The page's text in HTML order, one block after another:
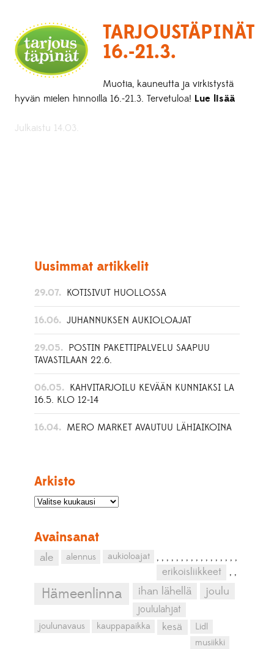
TARJOUSTÄPINÄT
16.-21.3.
Muotia, kauneutta ja virkistystä
hyvän mielen hinnoilla 16.-21.3. Tervetuloa! Lue lisää
Julkaistu 14.03.
Uusimmat artikkelit
29.07. KOTISIVUT HUOLLOSSA
16.06. JUHANNUKSEN AUKIOLOAJAT
29.05. POSTIN PAKETTIPALVELU SAAPUU
TAVASTILAAN 22.6.
06.05. KAHVITARJOILU KEVÄÄN KUNNIAKSI LA
16.5. KLO 12-14
16.04. MERO MARKET AVAUTUU LÄHIAIKOINA
Arkisto
Avainsanat
ale ,
alennus ,
aukioloajat ,
erikoisliikkeet
,
Hämeenlinna
,
ihan lähellä
,
joulu
,
joululahjat
,
joulunavaus
,
kauppapaikka
,
kesä
,
Lidl
,
musiikki
,,,,,
, ,